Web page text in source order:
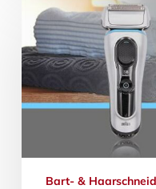
ernähren will,
19. Dezember 2019
Bart- &